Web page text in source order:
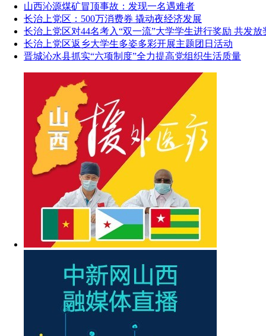
山西沁源煤矿冒顶事故：发现一名遇难者
长治上党区：500万消费券 撬动夜经济发展
长治上党区对44名考入“双一流”大学学生进行奖励 共发放
长治上党区返乡大学生多姿多彩开展主题团日活动
晋城沁水县抓实“六项制度”全力提高党组织生活质量